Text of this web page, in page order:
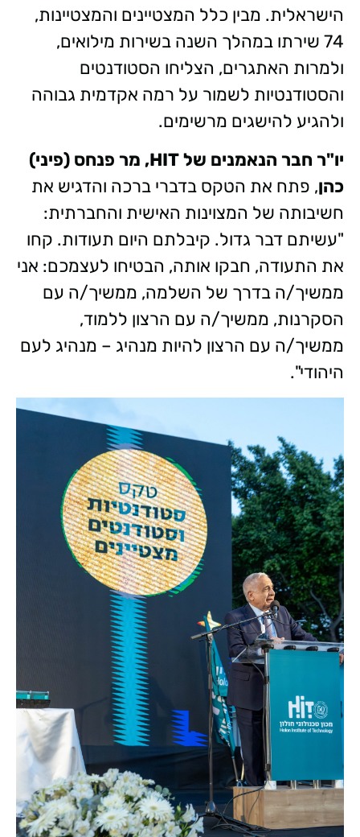
הישראלית. מבין כלל המצטיינים והמצטיינות,
74 שירתו במהלך השנה בשירות מילואים,
ולמרות האתגרים, הצליחו הסטודנטים
והסטודנטיות לשמור על רמה אקדמית גבוהה
ולהגיע להישגים מרשימים.
יו"ר חבר הנאמנים של HIT, מר פנחס (פיני)
כהן, פתח את הטקס בדברי ברכה והדגיש את
חשיבותה של המצוינות האישית והחברתית:
"עשיתם דבר גדול. קיבלתם היום תעודות. קחו
את התעודה, חבקו אותה, הבטיחו לעצמכם: אני
ממשיך/ה בדרך של השלמה, ממשיך/ה עם
הסקרנות, ממשיך/ה עם הרצון ללמוד,
ממשיך/ה עם הרצון להיות מנהיג – מנהיג לעם
היהודי".